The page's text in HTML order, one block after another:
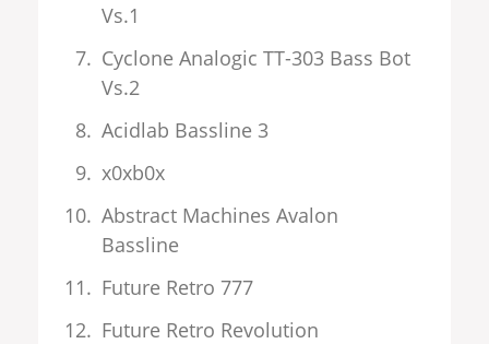
Vs.1
Cyclone Analogic TT-303 Bass Bot
Vs.2
Acidlab Bassline 3
x0xb0x
Abstract Machines Avalon
Bassline
Future Retro 777
Future Retro Revolution